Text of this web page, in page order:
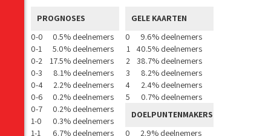
PROGNOSES
0-0
0.5% deelnemers
0-1
5.0% deelnemers
0-2
17.5% deelnemers
0-3
8.1% deelnemers
0-4
2.2% deelnemers
0-6
0.2% deelnemers
0-7
0.2% deelnemers
1-0
0.3% deelnemers
1-1
6.7% deelnemers
GELE KAARTEN
0
9.6% deelnemers
1
40.5% deelnemers
2
38.7% deelnemers
3
8.2% deelnemers
4
2.4% deelnemers
5
0.7% deelnemers
DOELPUNTENMAKERS
0
2.9% deelnemers